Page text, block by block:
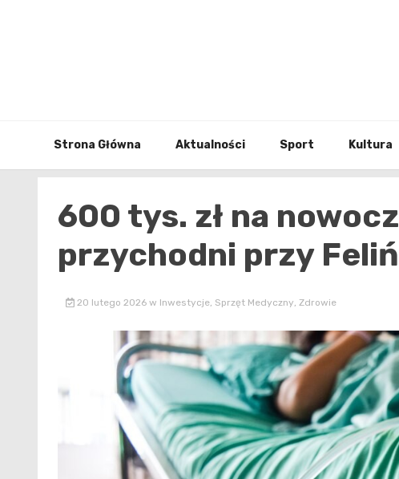
Strona Główna Aktualności Sport Kultura
600 tys. zł na
przychodni przy
20 lutego 2026 w Inwestycje, Sprzęt Medyczny, Zdrowie